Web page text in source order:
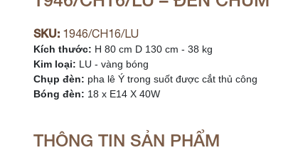
SKU: 1946/CH16/LU
Kích thước:
Kim loại:
Chụp đèn:
Bóng đèn: 18 x E14 X 40W
THÔNG TIN SẢN PHẨM